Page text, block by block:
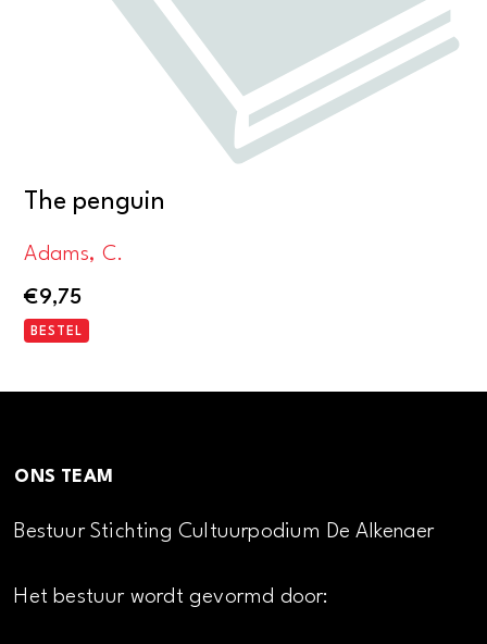
The penguin
Adams, C.
€9,75
BESTEL
ONS TEAM
Bestuur Stichting Cultuurpodium De Alkenaer
Het bestuur wordt gevormd door: